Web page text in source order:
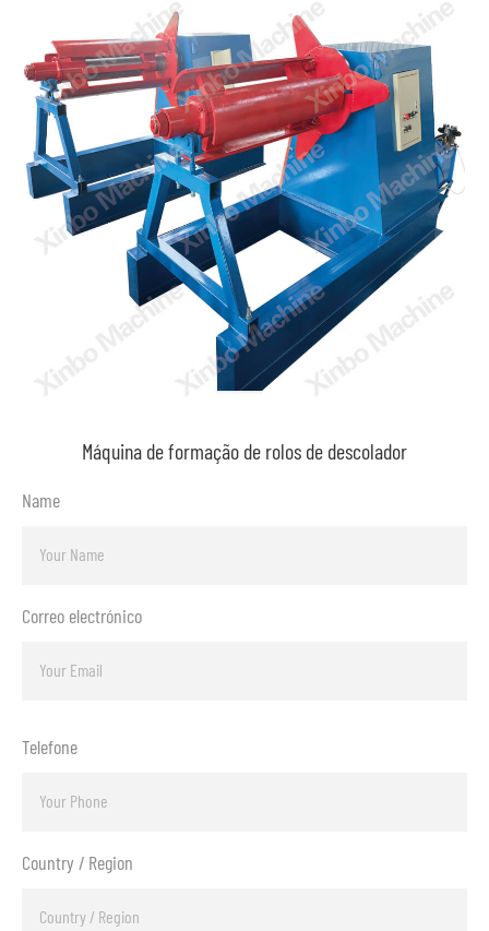
Máquina de formação de rolos de descolador
Name
Correo electrónico
Telefone
Country / Region